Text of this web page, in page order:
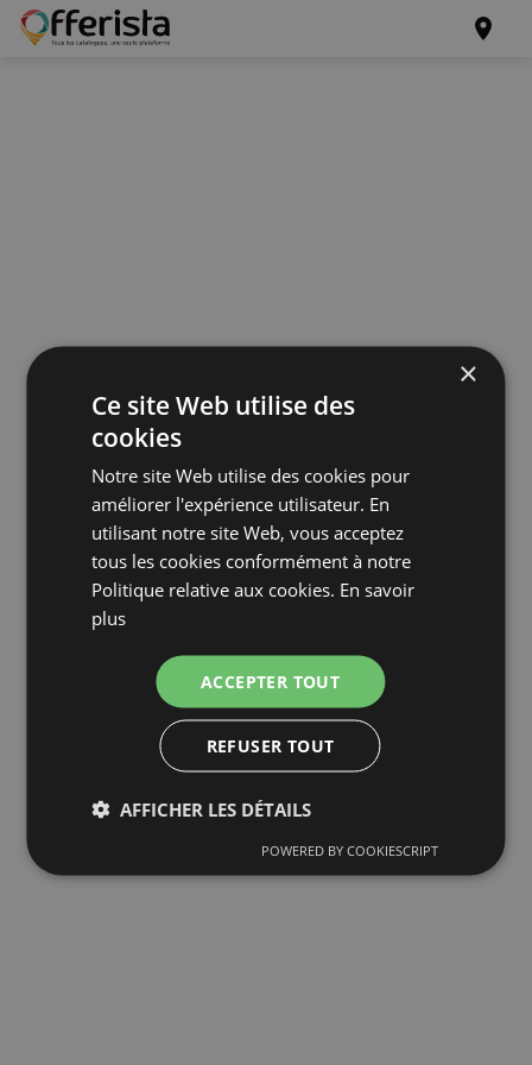
×
Ce site Web utilise des
cookies
Notre site Web utilise des cookies pour
améliorer l'expérience utilisateur. En
utilisant notre site Web, vous acceptez
tous les cookies conformément à notre
Politique relative aux cookies. En savoir
plus
ACCEPTER TOUT
REFUSER TOUT
AFFICHER LES DÉTAILS
POWERED BY COOKIESCRIPT